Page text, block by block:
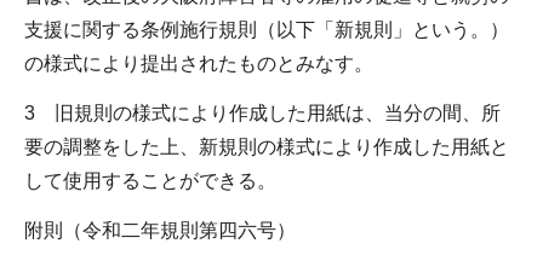
支援に関する条例施行規則（以下「新規則」という。）
の様式により提出されたものとみなす。
3 旧規則の様式により作成した用紙は、当分の間、所
要の調整をした上、新規則の様式により作成した用紙と
して使用することができる。
附則（令和二年規則第四六号）